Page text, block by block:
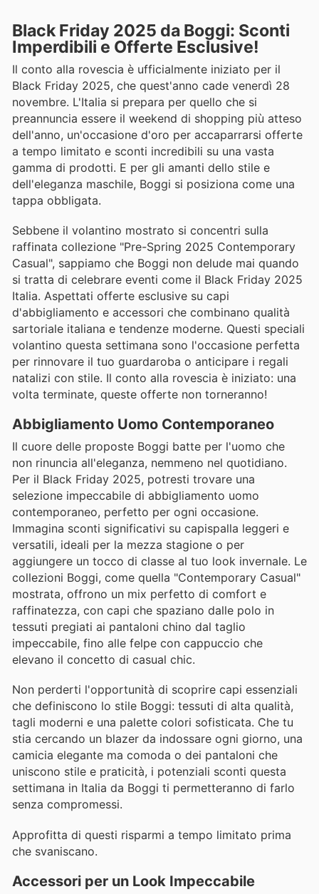
Black Friday 2025 da Boggi: Sconti
Imperdibili e Offerte Esclusive!
Il conto alla rovescia è ufficialmente iniziato per il
Black Friday 2025, che quest'anno cade venerdì 28
novembre. L'Italia si prepara per quello che si
preannuncia essere il weekend di shopping più atteso
dell'anno, un'occasione d'oro per accaparrarsi offerte
a tempo limitato e sconti incredibili su una vasta
gamma di prodotti. E per gli amanti dello stile e
dell'eleganza maschile, Boggi si posiziona come una
tappa obbligata.
Sebbene il volantino mostrato si concentri sulla
raffinata collezione "Pre-Spring 2025 Contemporary
Casual", sappiamo che Boggi non delude mai quando
si tratta di celebrare eventi come il Black Friday 2025
Italia. Aspettati offerte esclusive su capi
d'abbigliamento e accessori che combinano qualità
sartoriale italiana e tendenze moderne. Questi speciali
volantino questa settimana sono l'occasione perfetta
per rinnovare il tuo guardaroba o anticipare i regali
natalizi con stile. Il conto alla rovescia è iniziato: una
volta terminate, queste offerte non torneranno!
Abbigliamento Uomo Contemporaneo
Il cuore delle proposte Boggi batte per l'uomo che
non rinuncia all'eleganza, nemmeno nel quotidiano.
Per il Black Friday 2025, potresti trovare una
selezione impeccabile di abbigliamento uomo
contemporaneo, perfetto per ogni occasione.
Immagina sconti significativi su capispalla leggeri e
versatili, ideali per la mezza stagione o per
aggiungere un tocco di classe al tuo look invernale. Le
collezioni Boggi, come quella "Contemporary Casual"
mostrata, offrono un mix perfetto di comfort e
raffinatezza, con capi che spaziano dalle polo in
tessuti pregiati ai pantaloni chino dal taglio
impeccabile, fino alle felpe con cappuccio che
elevano il concetto di casual chic.
Non perderti l'opportunità di scoprire capi essenziali
che definiscono lo stile Boggi: tessuti di alta qualità,
tagli moderni e una palette colori sofisticata. Che tu
stia cercando un blazer da indossare ogni giorno, una
camicia elegante ma comoda o dei pantaloni che
uniscono stile e praticità, i potenziali sconti questa
settimana in Italia da Boggi ti permetteranno di farlo
senza compromessi.
Approfitta di questi risparmi a tempo limitato prima
che svaniscano.
Accessori per un Look Impeccabile